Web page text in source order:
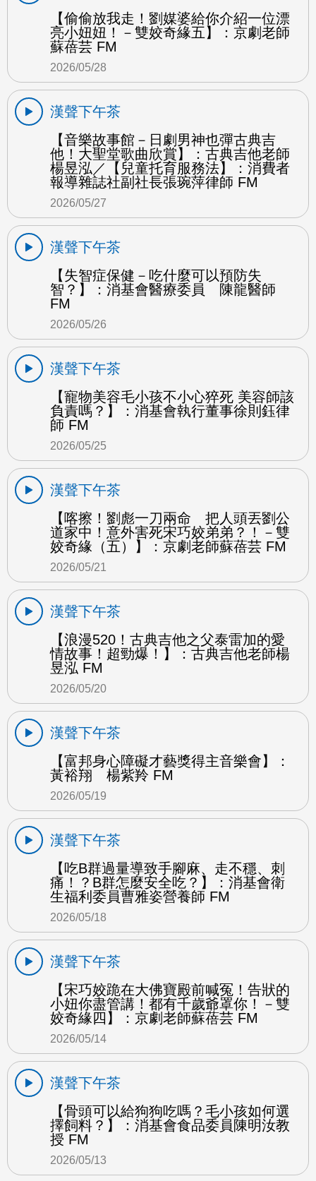
【偷偷放我走！劉媒婆給你介紹一位漂
亮小妞妞！－雙姣奇緣五】：京劇老師
蘇蓓芸 FM
2026/05/28
漢聲下午茶
【音樂故事館－日劇男神也彈古典吉
他！大聖堂歌曲欣賞】：古典吉他老師
楊昱泓／【兒童托育服務法】：消費者
報導雜誌社副社長張琬萍律師 FM
2026/05/27
漢聲下午茶
【失智症保健－吃什麼可以預防失
智？】：消基會醫療委員 陳龍醫師
FM
2026/05/26
漢聲下午茶
【寵物美容毛小孩不小心猝死 美容師該
負責嗎？】：消基會執行董事徐則鈺律
師 FM
2026/05/25
漢聲下午茶
【喀擦！劉彪一刀兩命 把人頭丟劉公
道家中！意外害死宋巧姣弟弟？！－雙
姣奇緣（五）】：京劇老師蘇蓓芸 FM
2026/05/21
漢聲下午茶
【浪漫520！古典吉他之父泰雷加的愛
情故事！超勁爆！】：古典吉他老師楊
昱泓 FM
2026/05/20
漢聲下午茶
【富邦身心障礙才藝獎得主音樂會】：
黃裕翔 楊紫羚 FM
2026/05/19
漢聲下午茶
【吃B群過量導致手腳麻、走不穩、刺
痛！？B群怎麼安全吃？】：消基會衛
生福利委員曹雅姿營養師 FM
2026/05/18
漢聲下午茶
【宋巧姣跪在大佛寶殿前喊冤！告狀的
小妞你盡管講！都有千歲爺罩你！－雙
姣奇緣四】：京劇老師蘇蓓芸 FM
2026/05/14
漢聲下午茶
【骨頭可以給狗狗吃嗎？毛小孩如何選
擇飼料？】：消基會食品委員陳明汝教
授 FM
2026/05/13